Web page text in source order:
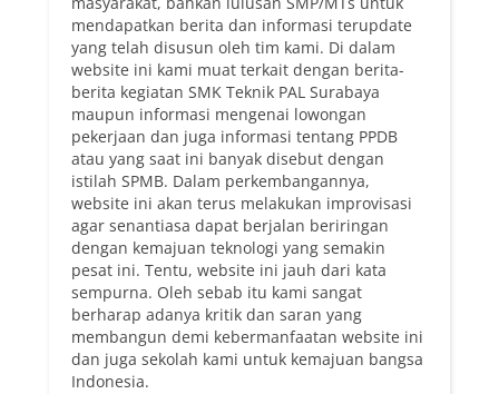
mendapatkan berita dan informasi terupdate
yang telah disusun oleh tim kami. Di dalam
website ini kami muat terkait dengan berita-
berita kegiatan SMK Teknik PAL Surabaya
maupun informasi mengenai lowongan
pekerjaan dan juga informasi tentang PPDB
atau yang saat ini banyak disebut dengan
istilah SPMB. Dalam perkembangannya,
website ini akan terus melakukan improvisasi
agar senantiasa dapat berjalan beriringan
dengan kemajuan teknologi yang semakin
pesat ini. Tentu, website ini jauh dari kata
sempurna. Oleh sebab itu kami sangat
berharap adanya kritik dan saran yang
membangun demi kebermanfaatan website ini
dan juga sekolah kami untuk kemajuan bangsa
Indonesia.